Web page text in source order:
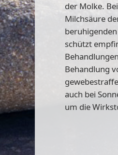
der Molke.
Milchsäure
schützt
Behandlung
auch bei
um die